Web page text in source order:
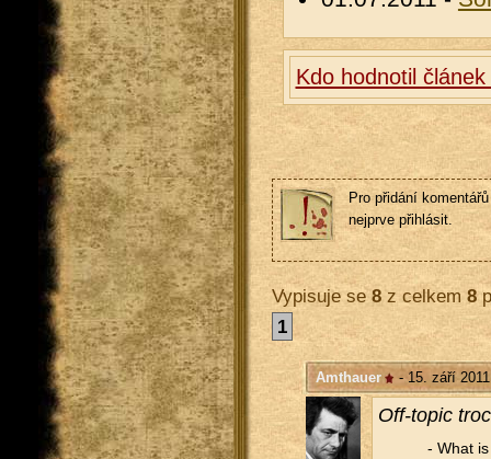
Kdo hodnotil
Pro přidání
nejprve přihlásit.
Vypisuje se8z celkem 8
1
Amthauer - 15. září
Off-to­pic
- What